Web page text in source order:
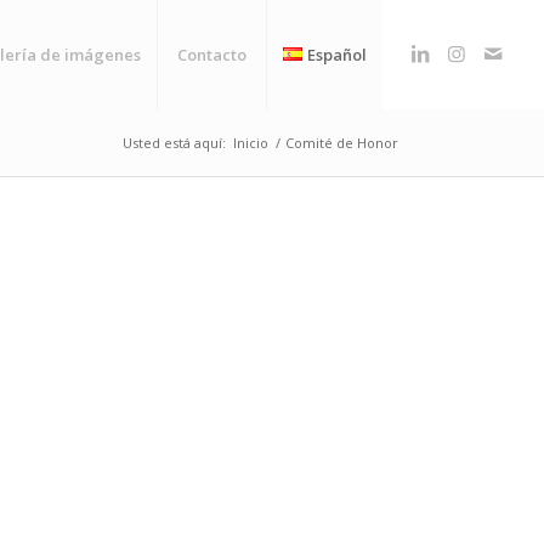
de imágenes Contacto Español
Usted está aquí: Inicio / Comité de Honor